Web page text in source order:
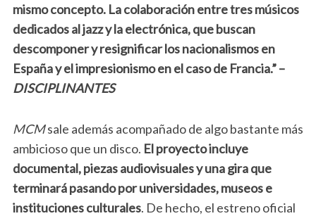
mismo concepto. La colaboración entre tres músicos
dedicados al jazz y la electrónica, que buscan
descomponer y resignificar los nacionalismos en
España y el impresionismo en el caso de Francia.” –
DISCIPLINANTES
MCMsale además acompañado de algo bastante más
ambicioso que un disco. El proyecto incluye
documental, piezas audiovisuales y una gira que
terminará pasando por universidades, museos e
instituciones culturales. De hecho, el estreno oficial